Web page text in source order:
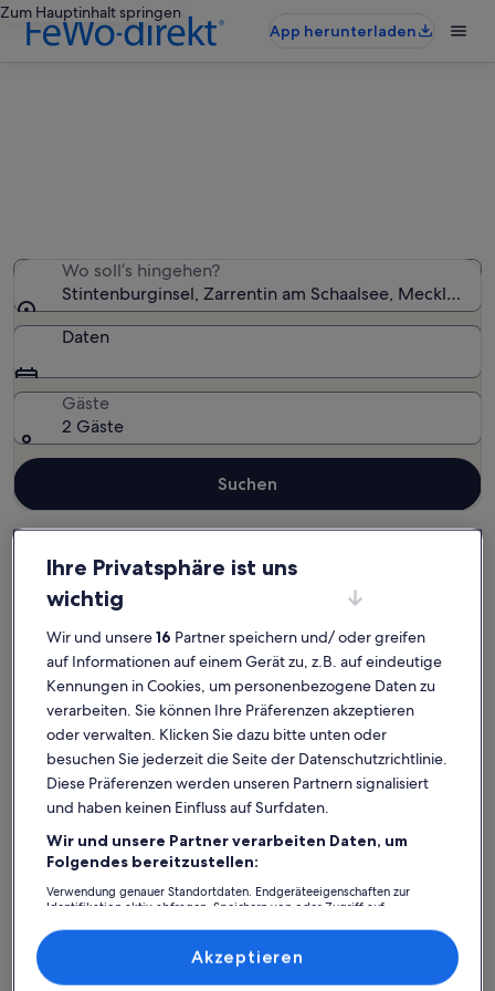
Zum Hauptinhalt springen
App herunterladen
Wo soll’s hingehen?
Stintenburginsel, Zarrentin am Schaalsee,
Daten
Gäste
2 Gäste
Suchen
Zarrentin am Schaalsee Häuser in Stintenburginsel
Stintenburginsel: Entdecke
Häuser
Weitere Infos zu Urlaub im Ferienhaus Stintenburg Insel
Ihre Privatsphäre ist uns
wichtig
Wir und unsere16 Partner speichern und/ oder greifen
auf Informationen auf einem Gerät zu, z.B. auf eindeutige
Kennungen in Cookies, um personenbezogene Daten zu
verarbeiten. Sie können Ihre Präferenzen akzeptieren
oder verwalten. Klicken Sie dazu bitte unten oder
besuchen Sie jederzeit die Seite der Datenschutzrichtlinie.
Diese Präferenzen werden unseren Partnern signalisiert
und haben keinen Einfluss auf Surfdaten.
Wir und unsere Partner verarbeiten Daten, um
Folgendes bereitzustellen:
Verwendung genauer Standortdaten. Endgeräteeigenschaften zur
Identifikation aktiv abfragen. Speichern von oder Zugriff auf
Inhalte, Messung von Werbeleistung und der Performance von Inhalten,
Zielgruppenforschung sowie Entwicklung und Verbesserung von
Akzeptieren